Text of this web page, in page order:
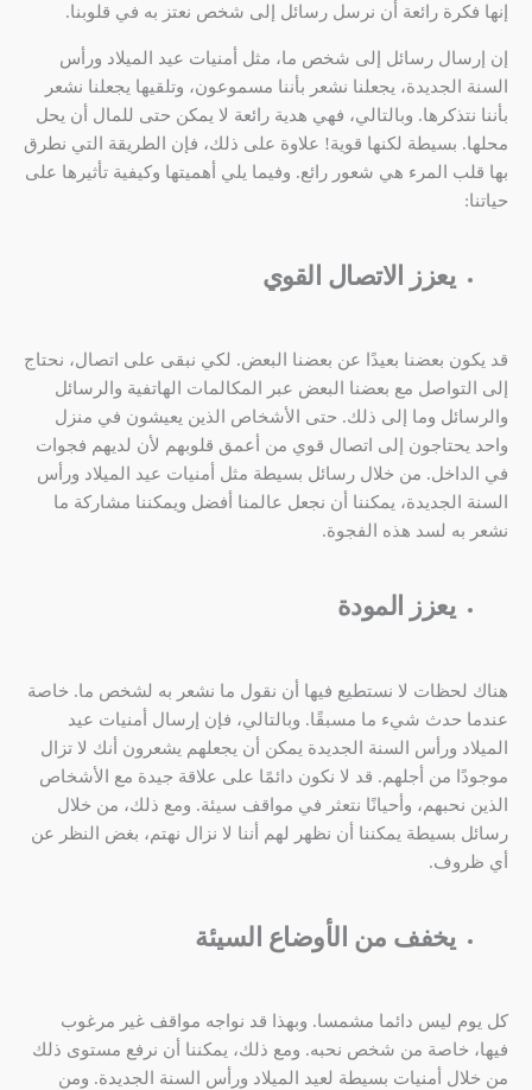
إنها فكرة رائعة أن نرسل رسائل إلى شخص نعتز به في قلوبنا.
إن إرسال رسائل إلى شخص ما، مثل أمنيات عيد الميلاد ورأس
السنة الجديدة، يجعلنا نشعر بأننا مسموعون، وتلقيها يجعلنا نشعر
بأننا نتذكرها. وبالتالي، فهي هدية رائعة لا يمكن حتى للمال أن يحل
محلها. بسيطة لكنها قوية! علاوة على ذلك، فإن الطريقة التي نطرق
بها قلب المرء هي شعور رائع. وفيما يلي أهميتها وكيفية تأثيرها على
حياتنا:
يعزز الاتصال القوي
قد يكون بعضنا بعيدًا عن بعضنا البعض. لكي نبقى على اتصال، نحتاج
إلى التواصل مع بعضنا البعض عبر المكالمات الهاتفية والرسائل
والرسائل وما إلى ذلك. حتى الأشخاص الذين يعيشون في منزل
واحد يحتاجون إلى اتصال قوي من أعمق قلوبهم لأن لديهم فجوات
في الداخل. من خلال رسائل بسيطة مثل أمنيات عيد الميلاد ورأس
السنة الجديدة، يمكننا أن نجعل عالمنا أفضل ويمكننا مشاركة ما
نشعر به لسد هذه الفجوة.
يعزز المودة
هناك لحظات لا نستطيع فيها أن نقول ما نشعر به لشخص ما. خاصة
عندما حدث شيء ما مسبقًا. وبالتالي، فإن إرسال أمنيات عيد
الميلاد ورأس السنة الجديدة يمكن أن يجعلهم يشعرون أنك لا تزال
موجودًا من أجلهم. قد لا نكون دائمًا على علاقة جيدة مع الأشخاص
الذين نحبهم، وأحيانًا نتعثر في مواقف سيئة. ومع ذلك، من خلال
رسائل بسيطة يمكننا أن نظهر لهم أننا لا نزال نهتم، بغض النظر عن
أي ظروف.
يخفف من الأوضاع السيئة
كل يوم ليس دائما مشمسا. وبهذا قد نواجه مواقف غير مرغوب
فيها، خاصة من شخص نحبه. ومع ذلك، يمكننا أن نرفع مستوى ذلك
من خلال أمنيات بسيطة لعيد الميلاد ورأس السنة الجديدة. ومن